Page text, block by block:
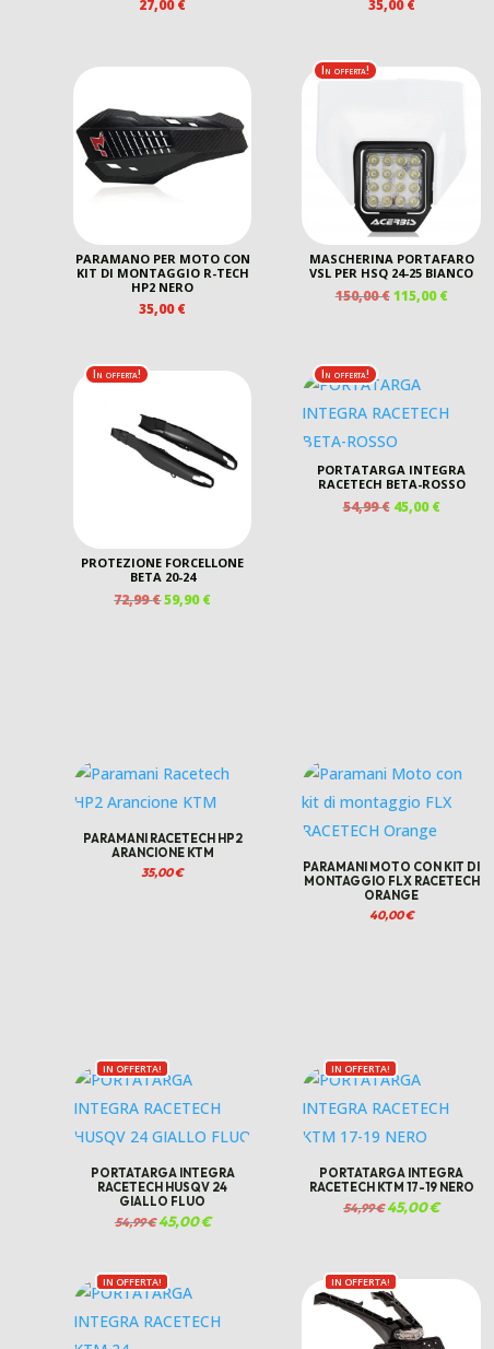
27,00€ 35,00€
PARAMANO PER MOTO CON
KIT DI MONTAGGIO R-TECH
HP2 NERO
35,00€
In offerta!
MASCHERINA PORTAFARO
VSL PER HSQ 24-25 BIANCO
150,00€ IL
115,00€IL
In offerta!
PROTEZIONE FORCELLONE
BETA 20-24
72,99€IL
59,90€IL
In offerta!
PORTATARGA INTEGRA
RACETECH BETA-ROSSO
54,99€ IL
45,00€IL
PARAMANI RACETECH HP2
ARANCIONE KTM
35,00€
PARAMANI MOTO CON KIT DI
MONTAGGIO FLX RACETECH
ORANGE
40,00€
IN OFFERTA!
PORTATARGA INTEGRA
RACETECH HUSQV 24
GIALLO FLUO
54,99€Il
prezzo
45,00€Il
prezzo
IN OFFERTA!
PORTATARGA INTEGRA
RACETECH KTM 17-19 NERO
54,99€Il
prezzo
45,00€Il
prezzo
IN OFFERTA! IN OFFERTA!